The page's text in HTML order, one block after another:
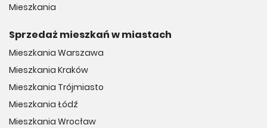
Mieszkania
Sprzedaż mieszkań w miastach
Mieszkania Warszawa
Mieszkania Kraków
Mieszkania Trójmiasto
Mieszkania Łódź
Mieszkania Wrocław